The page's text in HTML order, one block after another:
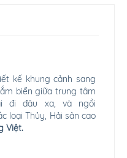
kế khung cảnh sang
biển giữa trung tâm
đi đâu xa, và ngồi
loại Thủy, Hải sản cao
Việt.